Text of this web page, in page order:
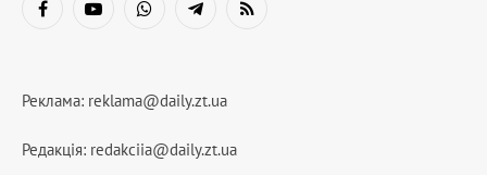
FacebookYouTubeWhatsAppTelegramRSS
Реклама: reklama@daily.zt.ua
Редакція: redakciia@daily.zt.ua